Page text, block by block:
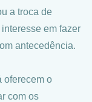
a troca de
em fazer
antecedência.
oferecem o
com os